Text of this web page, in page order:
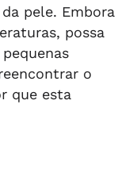
pele. Embora
possa
o
que esta